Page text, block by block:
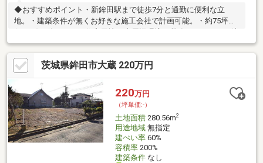
◆おすすめポイント・新鉾田駅まで徒歩7分と通勤に便利な立
地。・建築条件が無くお好きな施工会社で計画可能。・約75坪
歩約5分。・新鉾田駅まで徒歩約7分。・鉾田南中学校まで徒歩約
16分。◆ご案内現地のご見学を承ります。お気軽にご予約くださ
い。
茨城県鉾田市大蔵 220万円
220万円
（坪単価:-）
土地面積280.56m2
用途地域無指定
建ぺい率60%
容積率200%
建築条件なし